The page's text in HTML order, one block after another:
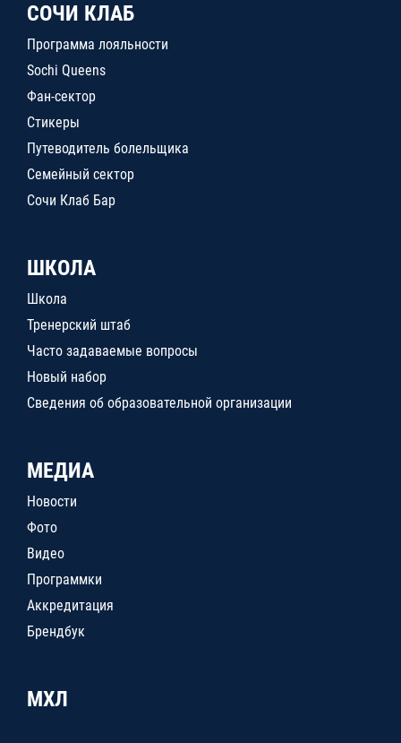
СОЧИ КЛАБ
Программа лояльности
Sochi Queens
Фан-сектор
Стикеры
Путеводитель болельщика
Семейный сектор
Сочи Клаб Бар
ШКОЛА
Школа
Тренерский штаб
Часто задаваемые вопросы
Новый набор
Сведения об образовательной организации
МЕДИА
Новости
Фото
Видео
Программки
Аккредитация
Брендбук
МХЛ